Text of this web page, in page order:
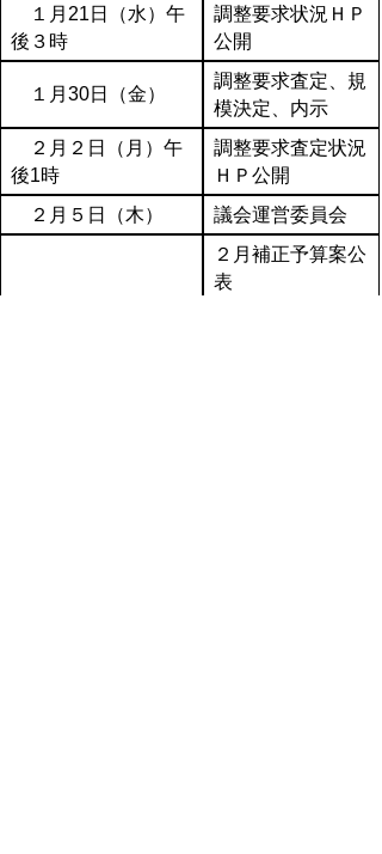
１月21日（水）午
後３時
調整要求状況ＨＰ
公開
１月30日（金）
調整要求査定、規
模決定、内示
２月２日（月）午
後1時
調整要求査定状況
ＨＰ公開
２月５日（木）
議会運営委員会
２月補正予算案公
表